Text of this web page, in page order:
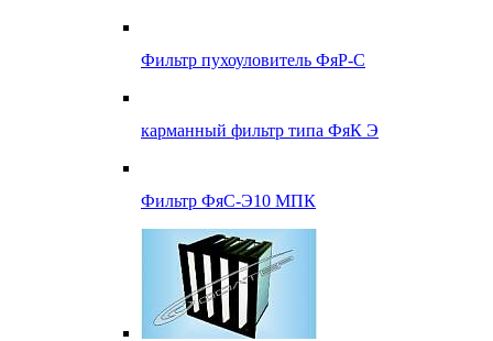
Фильтр пухоуловитель ФяР-С
карманный фильтр типа ФяК Э
Фильтр ФяС-Э10 МПК